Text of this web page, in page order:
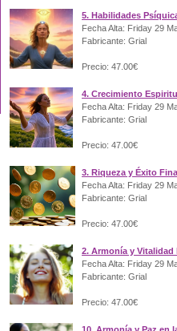
5. Habilidades
Fecha Alta: Friday 29
Fabricante: Grial
Precio: 47.00€
4. Crecimiento
Fecha Alta: Friday 29
Fabricante: Grial
Precio: 47.00€
3. Riqueza y Éxito
Fecha Alta: Friday 29
Fabricante: Grial
Precio: 47.00€
2. Armonía y Vitalidad
Fecha Alta: Friday 29
Fabricante: Grial
Precio: 47.00€